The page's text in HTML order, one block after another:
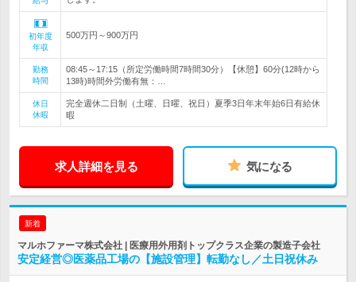
初年度
年収
500万円～900万円
勤務
時間
08:45～17:15（所定労働時間7時間30分）【休憩】60分(12時から
13時)時間外労働有無：…
休日
休暇
完全週休二日制（土曜、日曜、祝日）夏季3日年末年始6日有給休
暇
求人詳細を見る 気になる
新着
マルホファーマ株式会社 | 医療用外用剤トップクラス企業の製造子会社
安定経営◎医薬品工場の【施設管理】転勤なし／土日祝休み